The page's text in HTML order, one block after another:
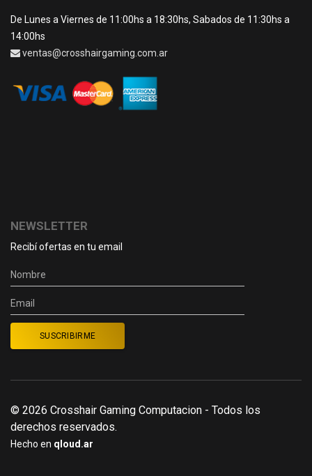
De Lunes a Viernes de 11:00hs a 18:30hs, Sabados de 11:30hs a
14:00hs
ventas@crosshairgaming.com.ar
NEWSLETTER
Recibí ofertas en tu email
© 2026 Crosshair Gaming Computacion - Todos los
derechos reservados.
Hecho en qloud.ar